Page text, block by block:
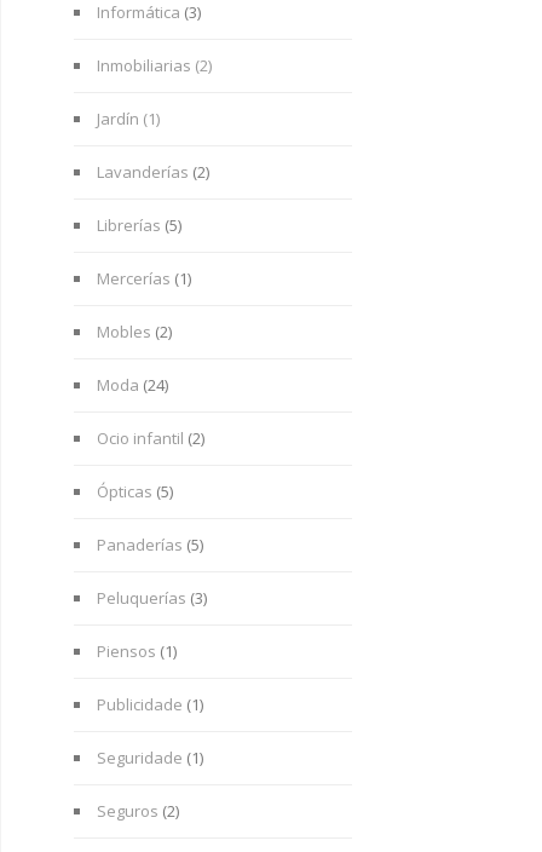
Informática (3)
Inmobiliarias (2)
Jardín (1)
Lavanderías (2)
Librerías (5)
Mercerías (1)
Mobles (2)
Moda (24)
Ocio infantil (2)
Ópticas (5)
Panaderías (5)
Peluquerías (3)
Piensos (1)
Publicidade (1)
Seguridade (1)
Seguros (2)